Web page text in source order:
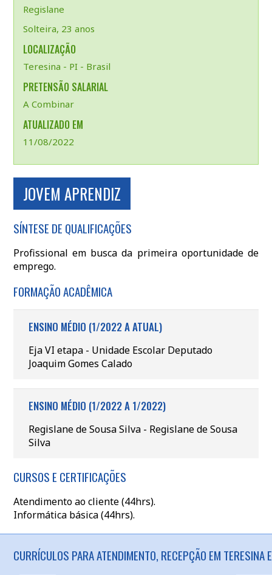
Regislane
Solteira, 23 anos
LOCALIZAÇÃO
Teresina - PI - Brasil
PRETENSÃO SALARIAL
A Combinar
ATUALIZADO EM
11/08/2022
JOVEM APRENDIZ
SÍNTESE DE QUALIFICAÇÕES
Profissional em busca da primeira oportunidade de
emprego.
FORMAÇÃO ACADÊMICA
ENSINO MÉDIO (1/2022 A ATUAL)
Eja VI etapa - Unidade Escolar Deputado
Joaquim Gomes Calado
ENSINO MÉDIO (1/2022 A 1/2022)
Regislane de Sousa Silva - Regislane de Sousa
Silva
CURSOS E CERTIFICAÇÕES
Atendimento ao cliente (44hrs).
Informática básica (44hrs).
CURRÍCULOS PARA ATENDIMENTO, RECEPÇÃO EM TERESINA